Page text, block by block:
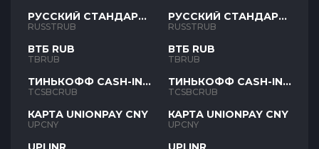
РУССКИЙ СТАНДАРТ
RUB
RUSSTRUB
ВТБ RUB
TBRUB
ТИНЬКОФФ CASH-IN
RUB
TCSBCRUB
КАРТА UNIONPAY CNY
UPCNY
РУССКИЙ СТАНДАРТ
RUB
RUSSTRUB
ВТБ RUB
TBRUB
ТИНЬКОФФ CASH-IN
RUB
TCSBCRUB
КАРТА UNIONPAY CNY
UPCNY